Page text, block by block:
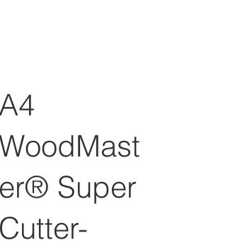
er® Super
Cutter-